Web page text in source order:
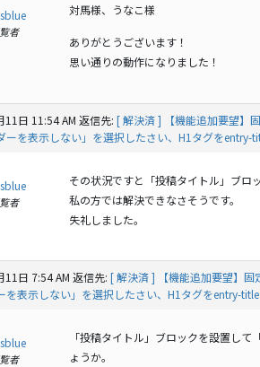
者
対馬様、うなこ様
ありがとうございます！
思い通りの動作になりました！
11日 11:54 AM 返信先: [ 解決済 ] 【機能追加要望】
ーを表示しない」を選択したさい、H1タグをentry-
者
その状況ですと「投稿タイトル」ブロ
私の方では解決できなさそうです。
失礼しました。
11日 7:54 AM 返信先: [ 解決済 ] 【機能追加要望】固
を表示しない」を選択したさい、H1タグをentry-
者
「投稿タイトル」ブロックを設置し
ょうか。